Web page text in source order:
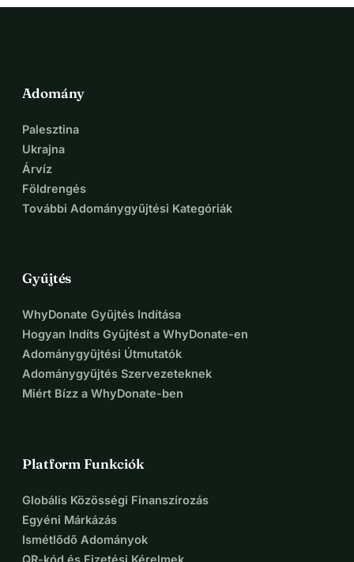
Adomány
Palesztina
Ukrajna
Árvíz
Földrengés
További Adománygyűjtési Kategóriák
Gyűjtés
WhyDonate Gyűjtés Indítása
Hogyan Indíts Gyűjtést a WhyDonate-en
Adománygyűjtési Útmutatók
Adománygyűjtés Szervezeteknek
Miért Bízz a WhyDonate-ben
Platform Funkciók
Globális Közösségi Finanszírozás
Egyéni Márkázás
Ismétlődő Adományok
QR-kód és Fizetési Kérelmek